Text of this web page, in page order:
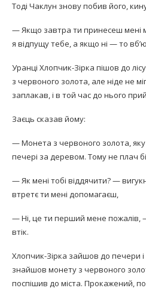
Тоді Чаклун знову побив його,
— Якщо завтра ти принесеш мені
я відпущу тебе, а якщо ні — то
Уранці Хлопчик-Зірка пішов до
з червоного золота, але ніде не міг
заплакав, і в той час до нього
Заєць сказав йому:
— Монета з червоного золота,
печері за деревом. Тому не плач
— Як мені тобі віддячити? —
втретє ти мені допомагаєш,
— Ні, це ти перший мене пожалів,
втік.
Хлопчик-Зірка зайшов до печери
знайшов монету з червоного
поспішив до міста. Прокажений,